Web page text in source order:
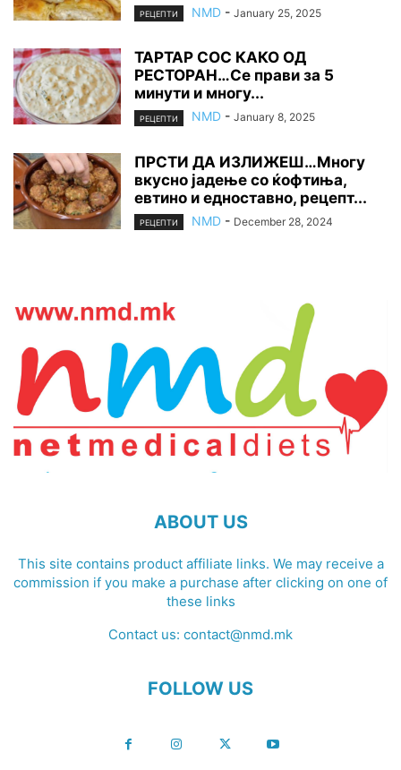
РЕЦЕПТИ NMD - January 25, 2025
ТАРТАР СОС КАКО ОД
РЕСТОРАН…Се прави за 5
минути и многу...
РЕЦЕПТИ NMD - January 8, 2025
ПРСТИ ДА ИЗЛИЖЕШ…Многу
вкусно јадење со ќофтиња,
евтино и едноставно, рецепт...
РЕЦЕПТИ NMD - December 28, 2024
ABOUT US
This site contains product affiliate links. We may receive a
commission if you make a purchase after clicking on one of
these links
Contact us: contact@nmd.mk
FOLLOW US